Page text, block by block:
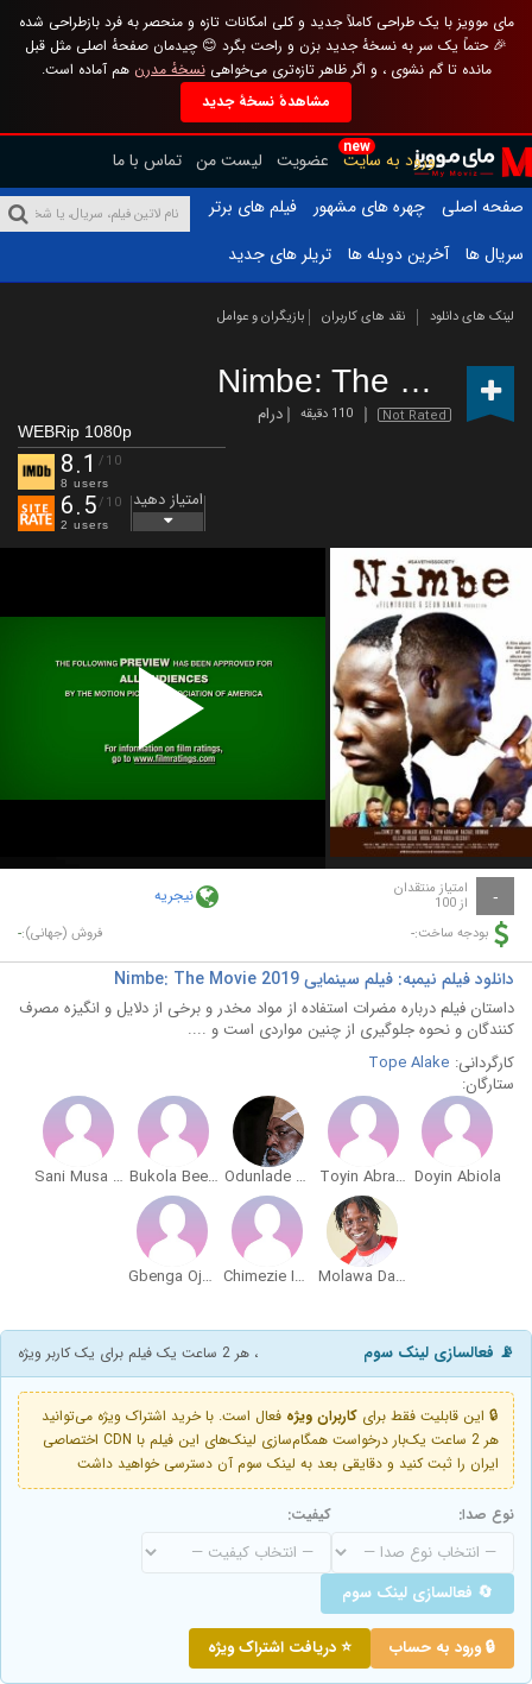
مای موویز با یک طراحی کاملاً جدید و کلی امکانات تازه و منحصر به فرد بازطراحی شده
🎉 حتماً یک سر به نسخهٔ جدید بزن و راحت بگرد 😊 چیدمان صفحهٔ اصلی مثل قبل
مانده تا گم نشوی ، و اگر ظاهر تازه‌تری می‌خواهینسخهٔ مدرن هم آماده است.
مشاهدهٔ نسخهٔ جدید
new
ورود به سایت عضویت لیست من تماس با ما
صفحه اصلی
چهره های مشهور
فیلم های برتر
سریال ها
آخرین دوبله ها تریلر های جدید
لینک های دانلود نقد های کاربران بازیگران و عوامل
Nimbe: The Movie
Not Rated 110 دقیقه درام
WEBRip 1080p
8.1 /10
8 users
6.5/10
2 users
امتیاز دهید
Play
Video
- امتیاز منتقدان
از 100 نیجریه
بودجه ساخت:- فروش (جهانی):-
دانلود فیلم نیمبه: فیلم سینمایی Nimbe: The Movie 2019
داستان فیلم درباره مضرات استفاده از مواد مخدر و برخی از دلایل و انگیزه مصرف
کنندگان و نحوه جلوگیری از چنین مواردی است و ....
کارگردانی: Tope Alake
ستارگان:
Doyin Abiola
Toyin Abraham
Odunlade Adekola
Bukola Beecroft-Shofola
Sani Musa Danja
Molawa Davis
Chimezie Imo
Gbenga Ojerinde
📡 فعالسازی لینک سوم ، هر 2 ساعت یک فیلم برای یک کاربر ویژه
🔒 این قابلیت فقط برای کاربران ویژه فعال است. با خرید اشتراک ویژه می‌توانید
هر 2 ساعت یک‌بار درخواست همگام‌سازی لینک‌های این فیلم با CDN اختصاصی
ایران را ثبت کنید و دقایقی بعد به لینک سوم آن دسترسی خواهید داشت
نوع صدا: کیفیت:
🔄 فعالسازی لینک سوم
🔒 ورود به حساب ⭐ دریافت اشتراک ویژه